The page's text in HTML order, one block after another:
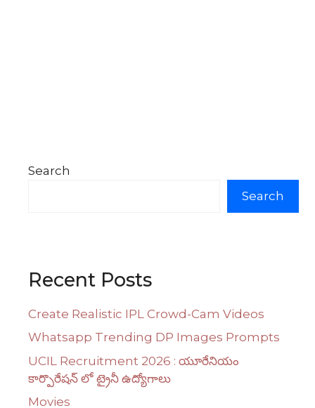
Search
Search
Recent Posts
Create Realistic IPL Crowd-Cam Videos
Whatsapp Trending DP Images Prompts
UCIL Recruitment 2026 : యూరేనియం
కార్పొరేషన్ లో ట్రైనీ ఉద్యోగాలు
Movies